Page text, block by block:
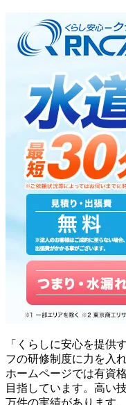
「くらしに安心を提供
フの研修制度に力を入
ホームページでは有資
目指しています。高い
万件の実績があります。